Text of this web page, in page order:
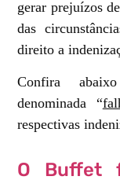
gerar prejuízos
das
direito a
Confira
denominada “
respectivas
O Buffet